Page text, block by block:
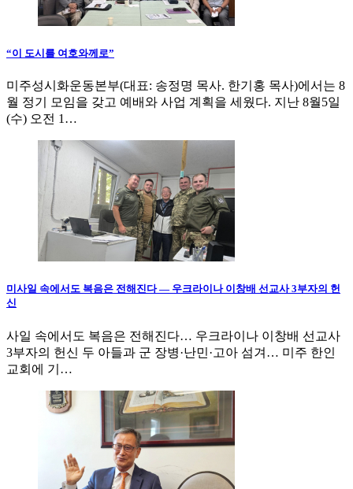
“이 도시를 여호와께로”
미주성시화운동본부(대표: 송정명 목사. 한기홍 목사)에서는 8
월 정기 모임을 갖고 예배와 사업 계획을 세웠다. 지난 8월5일
(수) 오전 1…
미사일 속에서도 복음은 전해진다 — 우크라이나 이창배 선교사 3부자의 헌
신
사일 속에서도 복음은 전해진다… 우크라이나 이창배 선교사
3부자의 헌신 두 아들과 군 장병·난민·고아 섬겨… 미주 한인
교회에 기…